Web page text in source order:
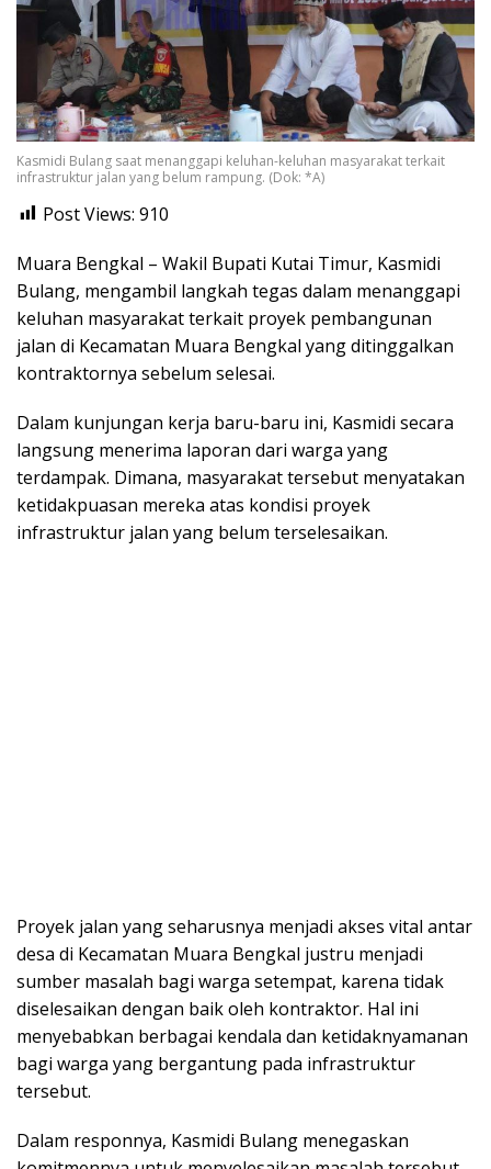
Kasmidi Bulang saat menanggapi keluhan-keluhan masyarakat terkait
infrastruktur jalan yang belum rampung. (Dok: *A)
Post Views: 910
Muara Bengkal – Wakil Bupati Kutai Timur, Kasmidi
Bulang, mengambil langkah tegas dalam menanggapi
keluhan masyarakat terkait proyek pembangunan
jalan di Kecamatan Muara Bengkal yang ditinggalkan
kontraktornya sebelum selesai.
Dalam kunjungan kerja baru-baru ini, Kasmidi secara
langsung menerima laporan dari warga yang
terdampak. Dimana, masyarakat tersebut menyatakan
ketidakpuasan mereka atas kondisi proyek
infrastruktur jalan yang belum terselesaikan.
Proyek jalan yang seharusnya menjadi akses vital antar
desa di Kecamatan Muara Bengkal justru menjadi
sumber masalah bagi warga setempat, karena tidak
diselesaikan dengan baik oleh kontraktor. Hal ini
menyebabkan berbagai kendala dan ketidaknyamanan
bagi warga yang bergantung pada infrastruktur
tersebut.
Dalam responnya, Kasmidi Bulang menegaskan